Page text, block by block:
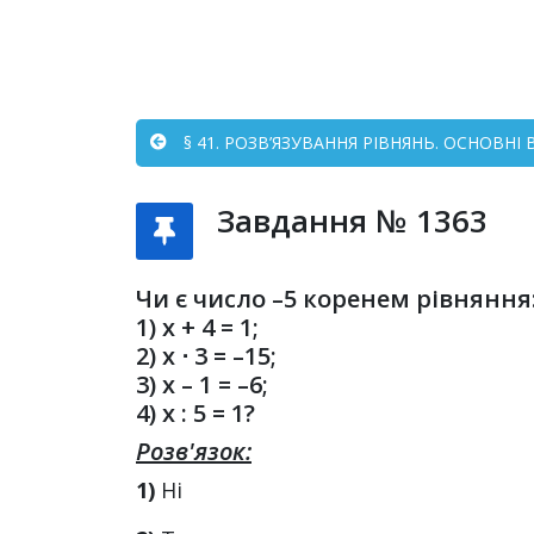
§ 41. РОЗВ’ЯЗУВАННЯ РІВНЯНЬ.
Завдання № 1363
Чи є число –5 коренем
1) x + 4 = 1;
2) x ⋅ 3 = –15;
3) x – 1 = –6;
4) x : 5 = 1?
Розв'язок:
1) Ні